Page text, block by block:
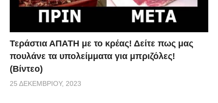
κλείδωσης.
Το μυστικό βρίσκεται σε μια κοιλότητα (φυσαλίδα)
γεμάτη αέριο, η οποία δημιουργείται πολύ γρήγορα
στο εσωτερικό του αρθρικού υγρού που προστατεύει
Τεράστια ΑΠΑΤΗ με το κρέας! Δείτε πως μας
πουλάνε τα υπολείμματα για μπριζόλες!
(Βίντεο)
25 ΔΕΚΕΜΒΡΊΟΥ, 2023